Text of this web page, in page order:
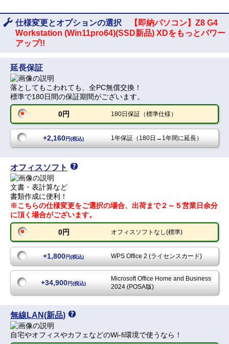
仕様変更とオプションの選択
【即納パソコン】Z8 G4
Workstation (Win11pro64)(SSD新品) XDをもっとパワー
アップ!!
延長保証
落としてもこわれても、全PC無償交換！
標準で180日間の保証期間がございます。
0円 180日保証（標準仕様）
+2,160円(税込) 1年保証（180日→1年間に延長）
オフィスソフト
文書・表計算など
書類作成に便利！
※こちらの仕様変更をご選択の場合、出荷まで２～５営業日余分
に頂く場合がございます。
0円 オフィスソフトなし(標準)
+1,800円(税込) WPS Office 2 (ライセンスカード)
+34,900円(税込)
Microsoft Office Home and Business
2024 (POSA版)
無線LAN(新品)
自宅やオフィスやカフェなどのWi-fi環境で使うなら！